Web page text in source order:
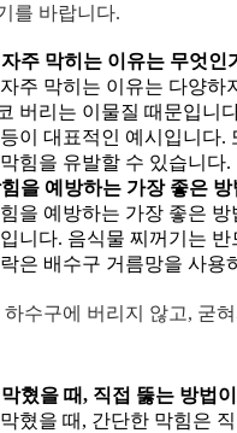
를 바랍니다.
주 막히는 이유는 무엇인
주 막히는 이유는 다양하
버리는 이물질 때문입니
이 대표적인 예시입니다.
힘을 유발할 수 있습니다.
을 예방하는 가장 좋은
을 예방하는 가장 좋은
니다. 음식물 찌꺼기는
은 배수구 거름망을 사용
하수구에 버리지 않고, 굳
혔을 때, 직접 뚫는 방법
혔을 때, 간단한 막힘은